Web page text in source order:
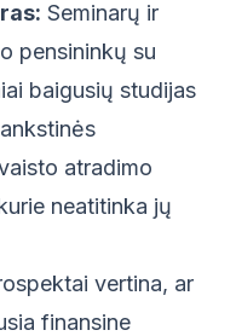
Seminarų ir
pensininkų su
baigusių studijas
atradimo
neatitinka jų
vertina, ar
finansine